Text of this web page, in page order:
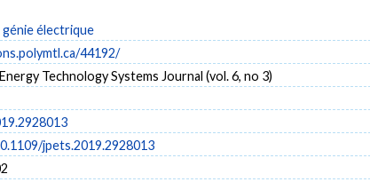
électrique
44192/
Technology Systems Journal (vol. 6, no 3)
jpets.2019.2928013